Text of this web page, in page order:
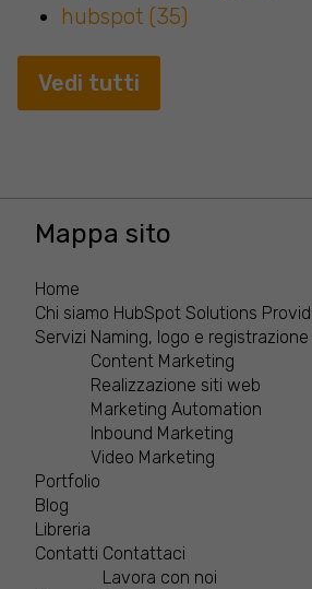
hubspot (35)
Vedi tutti
Mappa sito
Home
Chi siamo HubSpot Solutions
Servizi Naming, logo e
Content Marketing
Realizzazione siti web
Marketing Automation
Inbound Marketing
Video Marketing
Portfolio
Blog
Libreria
Contatti Contattaci
Lavora con noi